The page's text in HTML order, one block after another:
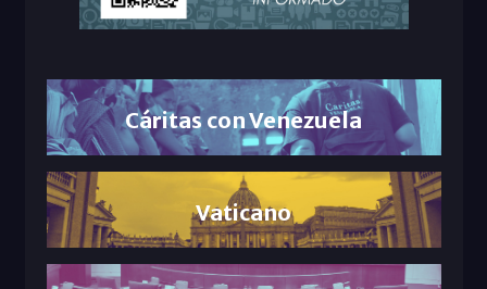
Cáritas con Venezuela
Vaticano